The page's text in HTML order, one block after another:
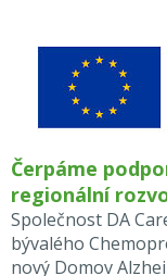
Čerpáme
regionální
Společnost DA
bývalého
nový Domov